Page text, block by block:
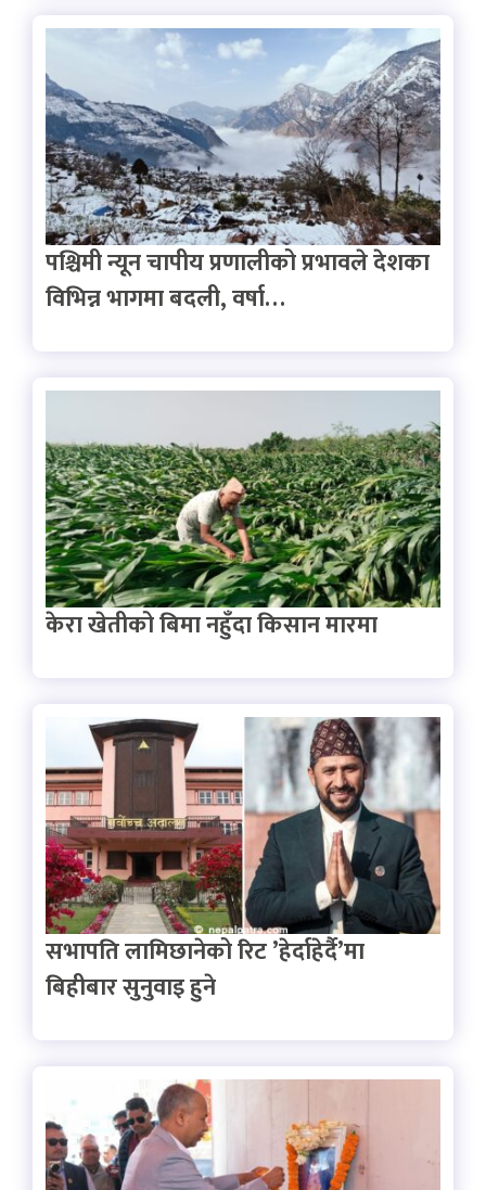
पश्चिमी न्यून चापीय प्रणालीको प्रभावले देशका
विभिन्न भागमा बदली, वर्षा…
केरा खेतीको बिमा नहुँदा किसान मारमा
सभापति लामिछानेको रिट ’हेर्दाहेर्दै’मा
बिहीबार सुनुवाइ हुने